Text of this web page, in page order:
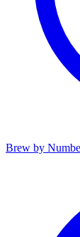
Brew by